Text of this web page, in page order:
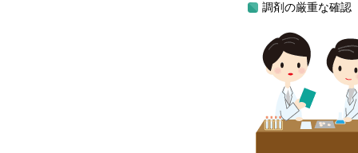
調剤の厳重な確認